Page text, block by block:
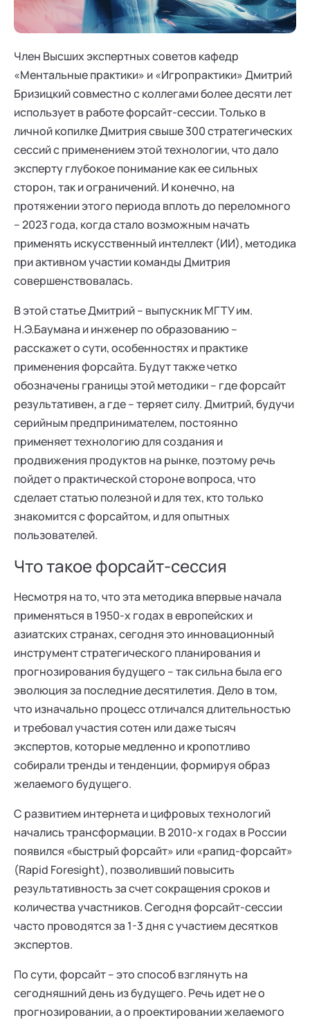
Член Высших экспертных советов кафедр
«Ментальные практики» и «Игропрактики» Дмитрий
Бризицкий совместно с коллегами более десяти лет
использует в работе форсайт-сессии. Только в
личной копилке Дмитрия свыше 300 стратегических
сессий с применением этой технологии, что дало
эксперту глубокое понимание как ее сильных
сторон, так и ограничений. И конечно, на
протяжении этого периода вплоть до переломного
– 2023 года, когда стало возможным начать
применять искусственный интеллект (ИИ), методика
при активном участии команды Дмитрия
совершенствовалась.
В этой статье Дмитрий – выпускник МГТУ им.
Н.Э.Баумана и инженер по образованию –
расскажет о сути, особенностях и практике
применения форсайта. Будут также четко
обозначены границы этой методики – где форсайт
результативен, а где – теряет силу. Дмитрий, будучи
серийным предпринимателем, постоянно
применяет технологию для создания и
продвижения продуктов на рынке, поэтому речь
пойдет о практической стороне вопроса, что
сделает статью полезной и для тех, кто только
знакомится с форсайтом, и для опытных
пользователей.
Что такое форсайт-сессия
Несмотря на то, что эта методика впервые начала
применяться в 1950-х годах в европейских и
азиатских странах, сегодня это инновационный
инструмент стратегического планирования и
прогнозирования будущего – так сильна была его
эволюция за последние десятилетия. Дело в том,
что изначально процесс отличался длительностью
и требовал участия сотен или даже тысяч
экспертов, которые медленно и кропотливо
собирали тренды и тенденции, формируя образ
желаемого будущего.
С развитием интернета и цифровых технологий
начались трансформации. В 2010-х годах в России
появился «быстрый форсайт» или «рапид-форсайт»
(Rapid Foresight), позволивший повысить
результативность за счет сокращения сроков и
количества участников. Сегодня форсайт-сессии
часто проводятся за 1-3 дня с участием десятков
экспертов.
По сути, форсайт – это способ взглянуть на
сегодняшний день из будущего. Речь идет не о
прогнозировании, а о проектировании желаемого
Профессионалам
Поддержка
Режим работы и тп